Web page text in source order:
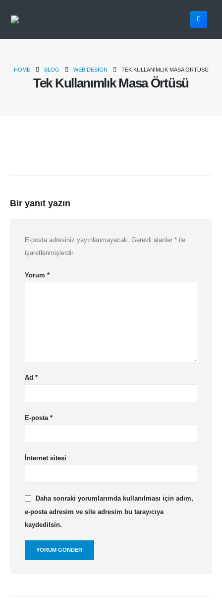
HOME BLOG WEB DESIGN TEK KULLANIMLIK MASA ÖRTÜSÜ
Tek Kullanımlık Masa Örtüsü
Bir yanıt yazın
E-posta adresiniz yayınlanmayacak. Gerekli alanlar * ile
işaretlenmişlerdir
Yorum *
Ad *
E-posta *
İnternet sitesi
Daha sonraki yorumlarımda kullanılması için adım,
e-posta adresim ve site adresim bu tarayıcıya
kaydedilsin.